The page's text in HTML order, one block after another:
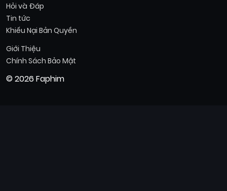
Hỏi và Đáp
Tin tức
Khiếu Nại Bản Quyền
Giới Thiệu
Chính Sách Bảo Mật
© 2026 Faphim